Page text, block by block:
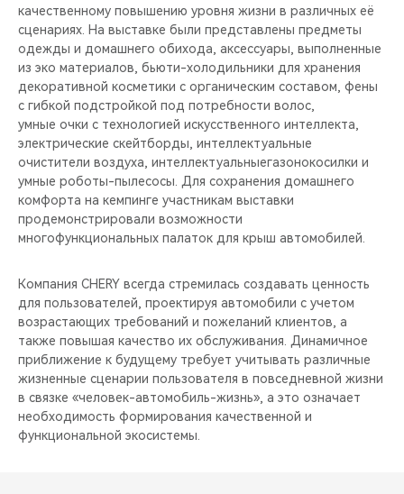
качественному повышению уровня жизни в различных её
сценариях. На выставке были представлены предметы
одежды и домашнего обихода, аксессуары, выполненные
из эко материалов, бьюти-холодильники для хранения
декоративной косметики с органическим составом, фены
с гибкой подстройкой под потребности волос,
умные очки с технологией искусственного интеллекта,
электрические скейтборды, интеллектуальные
очистители воздуха, интеллектуальныегазонокосилки и
умные роботы-пылесосы. Для сохранения домашнего
комфорта на кемпинге участникам выставки
продемонстрировали возможности
многофункциональных палаток для крыш автомобилей.
Компания CHERY всегда стремилась создавать ценность
для пользователей, проектируя автомобили с учетом
возрастающих требований и пожеланий клиентов, а
также повышая качество их обслуживания. Динамичное
приближение к будущему требует учитывать различные
жизненные сценарии пользователя в повседневной жизни
в связке «человек-автомобиль-жизнь», а это означает
необходимость формирования качественной и
функциональной экосистемы.